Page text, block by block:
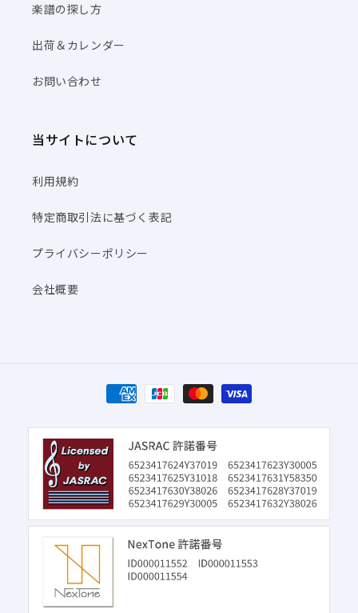
楽譜の探し方
出荷＆カレンダー
お問い合わせ
当サイトについて
利用規約
特定商取引法に基づく表記
プライバシーポリシー
会社概要
決
済
方
法